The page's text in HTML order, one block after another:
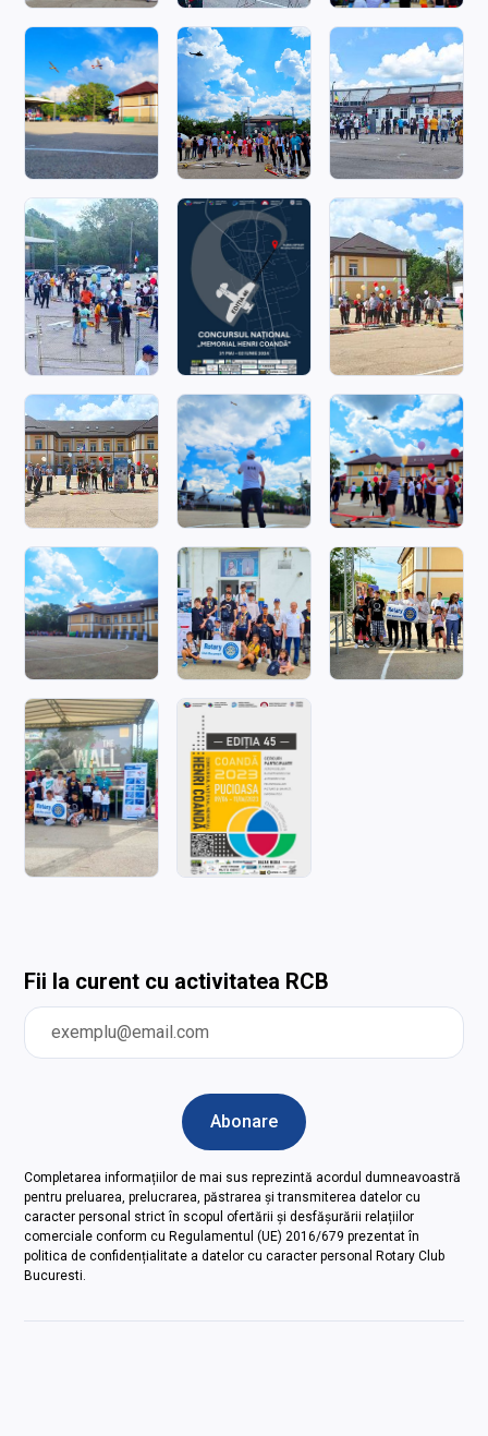
Fii la curent cu activitatea RCB
Completarea informațiilor de mai sus reprezintă acordul dumneavoastră
pentru preluarea, prelucrarea, păstrarea și transmiterea datelor cu
caracter personal strict în scopul ofertării și desfășurării relațiilor
comerciale conform cu Regulamentul (UE) 2016/679 prezentat în
politica de confidențialitate a datelor cu caracter personal Rotary Club
Bucuresti.